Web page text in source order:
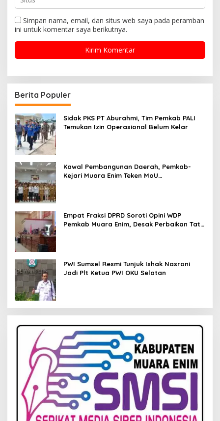
Simpan nama, email, dan situs web saya pada peramban
ini untuk komentar saya berikutnya.
Berita Populer
Sidak PKS PT Aburahmi, Tim Pemkab PALI
Temukan Izin Operasional Belum Kelar
Kawal Pembangunan Daerah, Pemkab-
Kejari Muara Enim Teken MoU
Empat Fraksi DPRD Soroti Opini WDP
Pemkab Muara Enim, Desak Perbaikan Tata
PWI Sumsel Resmi Tunjuk Ishak Nasroni
Jadi Plt Ketua PWI OKU Selatan